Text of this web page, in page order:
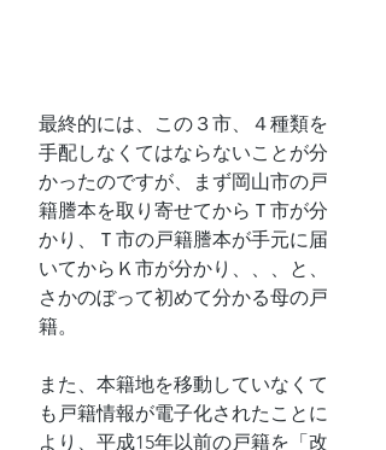
最終的には、この３市、４種類を
手配しなくてはならないことが分
かったのですが、まず岡山市の戸
籍謄本を取り寄せてからＴ市が分
かり、Ｔ市の戸籍謄本が手元に届
いてからＫ市が分かり、、、と、
さかのぼって初めて分かる母の戸
籍。
また、本籍地を移動していなくて
も戸籍情報が電子化されたことに
より、平成15年以前の戸籍を「改